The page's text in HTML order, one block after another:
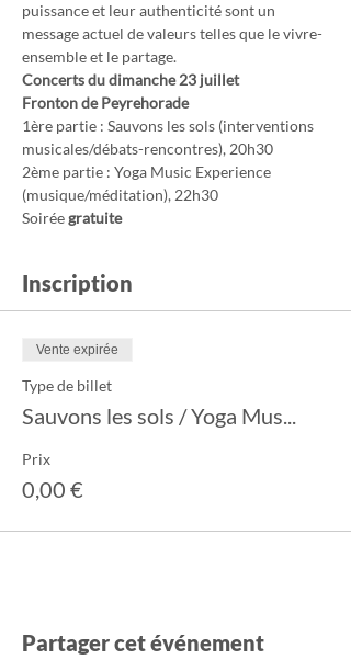
puissance et leur authenticité sont un
message actuel de valeurs telles que le vivre-
ensemble et le partage.
Concerts du dimanche 23 juillet
Fronton de Peyrehorade
1ère partie : Sauvons les sols (interventions
musicales/débats-rencontres), 20h30
2ème partie : Yoga Music Experience
(musique/méditation), 22h30
Soirée gratuite
Inscription
Vente expirée
Type de billet
Sauvons les sols / Yoga Mus...
Prix
0,00 €
Partager cet événement